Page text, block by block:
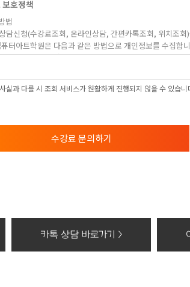
호정책
법
담신청(수강료조회, 온라인상담, 간편카톡조회, 위치조
터아트학원은 다음과 같은 방법으로 개인정보를 수집합
온라인상담, 간편카톡조회, 위치조회)을 통해 개인정보를
전화 및 SNS 상담
과 동의 거부에 따른 불이익 내용
: 기록을 재생할 수 없는 기술적 방법을 사용하여 삭제
과 다를 시 조회 서비스가 원활하게 진행되지 않을 수 있습니
수강료 문의하기
카톡 상담 바로가기 >